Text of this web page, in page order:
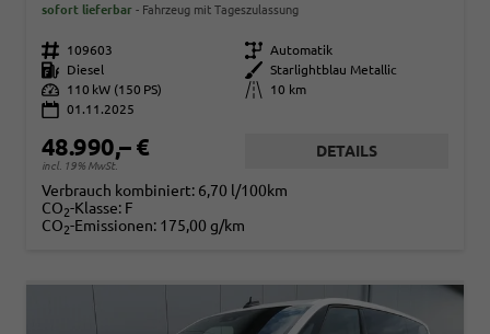
sofort lieferbar Fahrzeug mit Tageszulassung
Fahrzeugnr. 109603 Getriebe Automatik
Kraftstoff
Diesel Außenfarbe
Starlightblau Metallic
Leistung
110 kW (150 PS) Kilometerstand
10 km
01.11.2025
48.990,– €
incl. 19% MwSt.
DETAILS
Verbrauch kombiniert: 6,70 l/100km
CO2-Klasse: F
CO2-Emissionen: 175,00 g/km